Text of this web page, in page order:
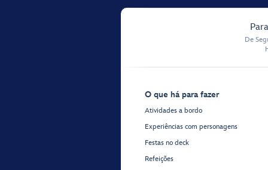
De
O que há para fazer
Atividades a bordo
Experiências com personagens
Festas no deck
Refeições